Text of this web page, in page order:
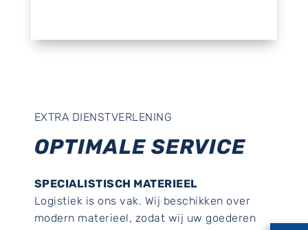
EXTRA DIENSTVERLENING
OPTIMALE SERVICE
SPECIALISTISCH MATERIEEL
Logistiek is ons vak. Wij beschikken over
modern materieel, zodat wij uw goederen